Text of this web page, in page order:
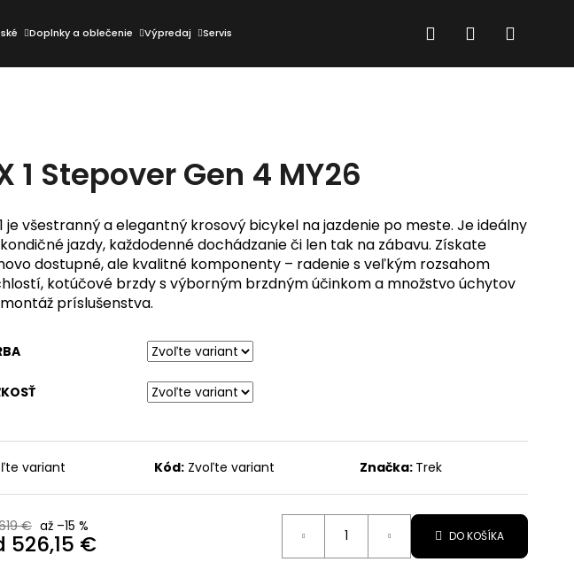
Doplnky a oblečenie Výpredaj Servis HľadaťPrihlásenie
1 Stepover Gen 4 MY26
je všestranný a elegantný krosový bicykel na jazdenie po meste. Je ideálny
jazdy, každodenné dochádzanie či len tak na zábavu. Získate
dostupné, ale kvalitné komponenty – radenie s veľkým rozsahom
kotúčové brzdy s výborným brzdným účinkom a množstvo úchytov
príslušenstva.
variant Kód: Zvoľte variant Značka: Trek
€ až –15 %
526,15 € DO KOŠÍKA
HĽADAŤ
Nasledujúce
- CRYSTAL
110,99 €